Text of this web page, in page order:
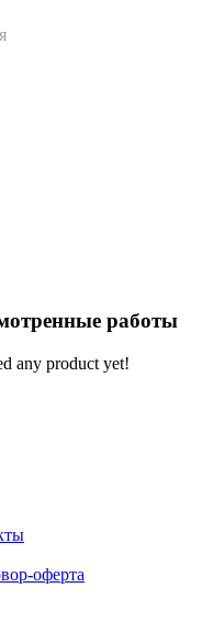
работы
any product yet!
оферта